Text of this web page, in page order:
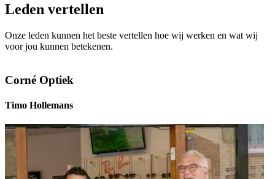
Leden vertellen
Onze leden kunnen het beste vertellen hoe wij werken en wat wij
voor jou kunnen betekenen.
Corné Optiek
Timo Hollemans